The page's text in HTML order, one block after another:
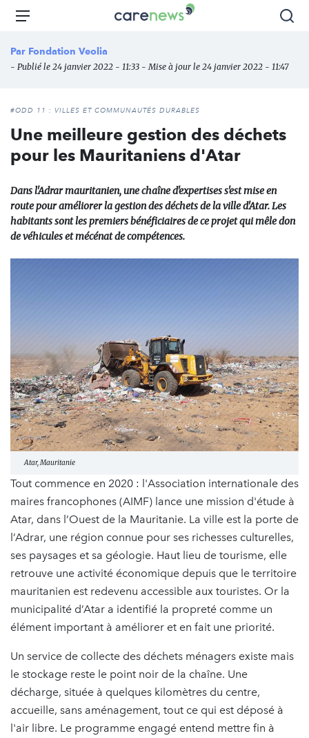
Aller
principal
Carenews,
des
l'engagement
Menu
Par Fondation Veolia
- Publié le 24 janvier 2022 - 11:33 - Mise à jour le 24 janvier 2022 - 11:47
#ODD 11 : VILLES ET COMMUNAUTÉS DURABLES
Une meilleure gestion des déchets
pour les Mauritaniens d'Atar
Dans l'Adrar mauritanien, une chaîne d'expertises s'est mise en
route pour améliorer la gestion des déchets de la ville d'Atar. Les
habitants sont les premiers bénéficiaires de ce projet qui mêle don
de véhicules et mécénat de compétences.
Atar, Mauritanie
Tout commence en 2020 : l'Association internationale des
maires francophones (AIMF) lance une mission d'étude à
Atar, dans l’Ouest de la Mauritanie. La ville est la porte de
l’Adrar, une région connue pour ses richesses culturelles,
ses paysages et sa géologie. Haut lieu de tourisme, elle
retrouve une activité économique depuis que le territoire
mauritanien est redevenu accessible aux touristes. Or la
municipalité d’Atar a identifié la propreté comme un
élément important à améliorer et en fait une priorité.
Un service de collecte des déchets ménagers existe mais
le stockage reste le point noir de la chaîne. Une
décharge, située à quelques kilomètres du centre,
accueille, sans aménagement, tout ce qui est déposé à
l'air libre. Le programme engagé entend mettre fin à